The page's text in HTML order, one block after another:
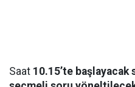
Saat 10.15’te başlayacak